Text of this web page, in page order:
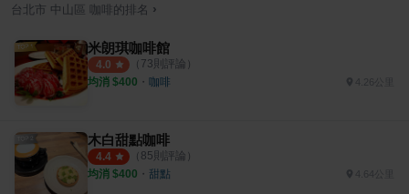
台北市 中山區 咖啡 的排名 ›
米朗琪咖啡館
4.0 （ 73則評論）
均消 $400 ・ 咖啡 4.26公里
木白甜點咖啡
4.4 （ 85則評論）
均消 $400 ・ 甜點 4.64公里